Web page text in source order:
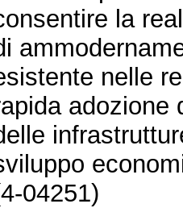
la
nelle
adozione
04251)